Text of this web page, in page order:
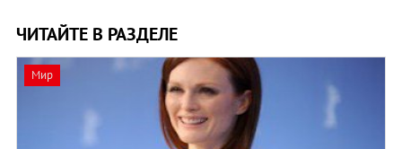
ЧИТАЙТЕ В РАЗДЕЛЕ
Мир